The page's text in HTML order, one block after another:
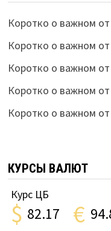
Коротко о важном от
Коротко о важном от
Коротко о важном от
Коротко о важном от
Коротко о важном от
КУРСЫ ВАЛЮТ
Курс ЦБ
$ 82.17 €